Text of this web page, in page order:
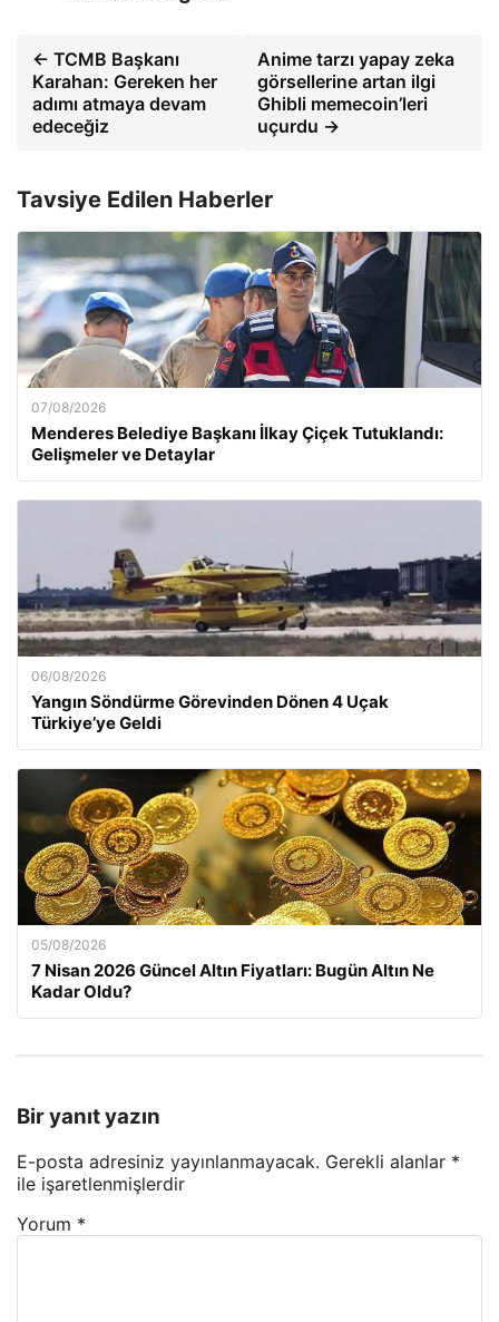
← TCMB Başkanı
Karahan: Gereken her
adımı atmaya devam
edeceğiz
Anime tarzı yapay zeka
görsellerine artan ilgi
Ghibli memecoin’leri
uçurdu →
Tavsiye Edilen Haberler
07/08/2026
Menderes Belediye Başkanı İlkay Çiçek Tutuklandı:
Gelişmeler ve Detaylar
06/08/2026
Yangın Söndürme Görevinden Dönen 4 Uçak
Türkiye’ye Geldi
05/08/2026
7 Nisan 2026 Güncel Altın Fiyatları: Bugün Altın Ne
Kadar Oldu?
Bir yanıt yazın
E-posta adresiniz yayınlanmayacak. Gerekli alanlar *
ile işaretlenmişlerdir
Yorum *